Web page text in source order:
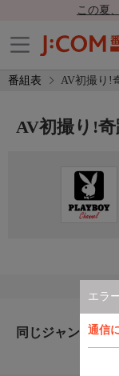
この夏
番組表 AV初撮り!
エラ
通信
AV初撮り!
同じジャンルの